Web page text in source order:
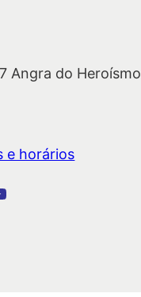
Angra do Heroísmo
e horários